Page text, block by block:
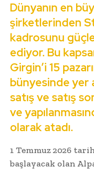
Dünyanın en
şirketlerinden
kadrosunu
ediyor. Bu
Girgin’i 15
bünyesinde yer
satış ve satış
ve
olarak atadı.
1 Temmuz 2026
başlayacak olan